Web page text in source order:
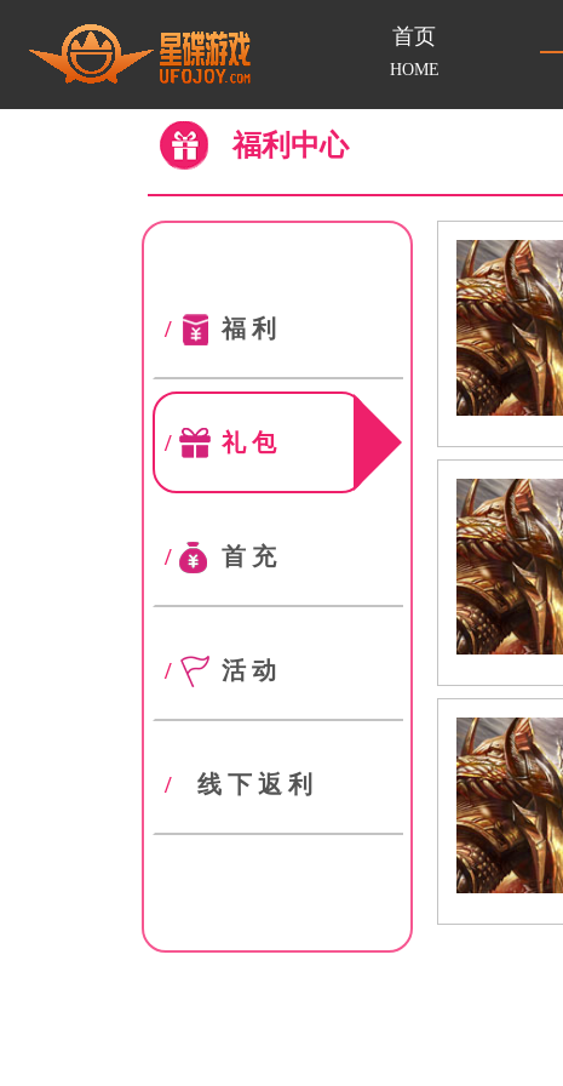
首页
HOME
福利中心
福利
/
礼包
/
首充
/
活动
/
线下返利
/